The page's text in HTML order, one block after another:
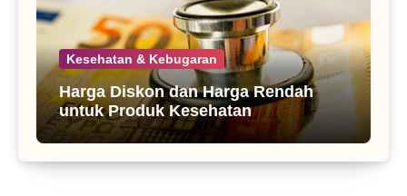
Kesehatan & Kebugaran
Harga Diskon dan Harga Rendah
untuk Produk Kesehatan